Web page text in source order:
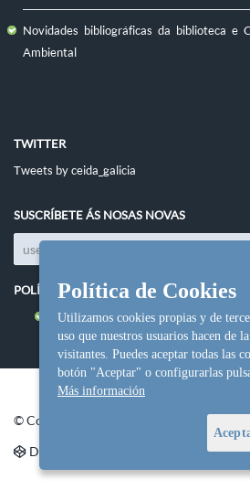
Novidades bibliográficas da biblioteca e
Ambiental
TWITTER
Tweets by ceida_galicia
SUSCRÍBETE ÁS NOSAS NOVAS
POLÍTICAS DO SITIO
Política de cookies
© Copyright Ceida.
Denvolvemento e deseño web
Política de Cookies
Utilizamos cookies propias y de
uso que nuestros usuarios hacen de
visitantes. Puedes aceptar todas las
botón "Aceptar" o configurarlas
Más información